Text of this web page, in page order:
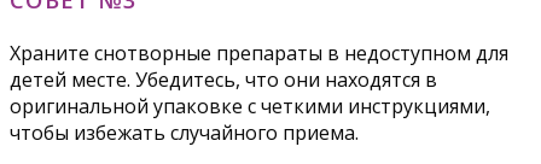
Храните снотворные препараты в недоступном для
детей месте. Убедитесь, что они находятся в
оригинальной упаковке с четкими инструкциями,
чтобы избежать случайного приема.